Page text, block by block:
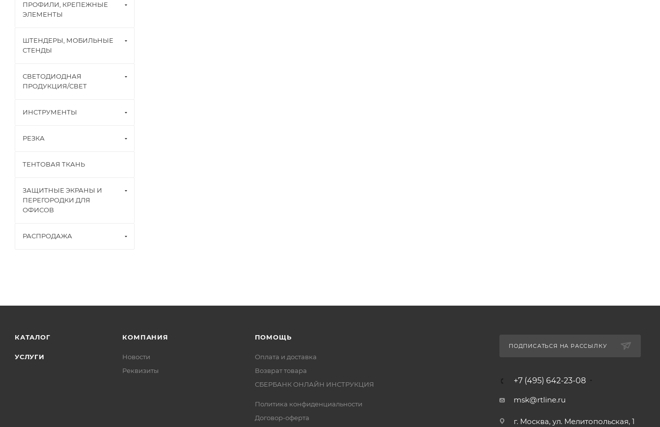
ПРОФИЛИ, КРЕПЕЖНЫЕ
ЭЛЕМЕНТЫ
ШТЕНДЕРЫ, МОБИЛЬНЫЕ
СТЕНДЫ
СВЕТОДИОДНАЯ
ПРОДУКЦИЯ/СВЕТ
ИНСТРУМЕНТЫ
РЕЗКА
ТЕНТОВАЯ ТКАНЬ
ЗАЩИТНЫЕ ЭКРАНЫ И
ПЕРЕГОРОДКИ ДЛЯ
ОФИСОВ
РАСПРОДАЖА
КАТАЛОГ
УСЛУГИ
КОМПАНИЯ
Новости
Реквизиты
ПОМОЩЬ
Оплата и доставка
Возврат товара
СБЕРБАНК ОНЛАЙН ИНСТРУКЦИЯ
Политика конфиденциальности
Договор-оферта
ПОДПИСАТЬСЯ НА РАССЫЛКУ
+7 (495) 642-23-08
msk@rtline.ru
г. Москва, ул. Мелитопольская, 1